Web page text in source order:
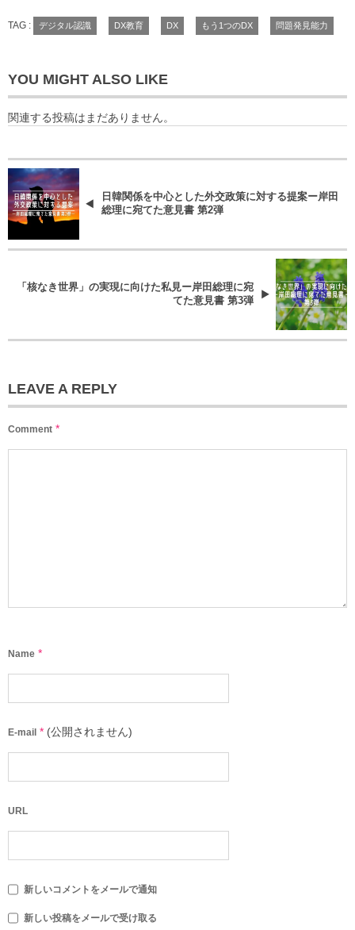
TAG : デジタル認識 DX教育 DX もう1つのDX 問題発見能力
YOU MIGHT ALSO LIKE
関連する投稿はまだありません。
日韓関係を中心とした外交政策に対する提案ー岸田
総理に宛てた意見書 第2弾
「核なき世界」の実現に向けた私見ー岸田総理に宛
てた意見書 第3弾
LEAVE A REPLY
Comment *
Name *
E-mail * (公開されません)
URL
新しいコメントをメールで通知
新しい投稿をメールで受け取る